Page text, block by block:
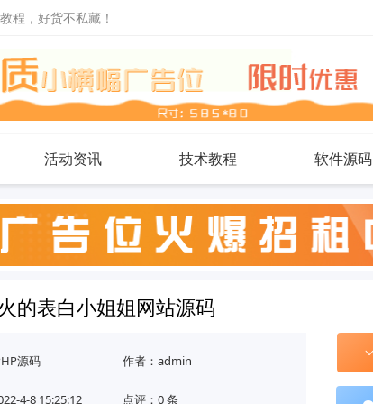
程，好货不私藏！
活动资讯 技术教程 软件源码
的表白小姐姐网站源码
源码 作者：admin
4-8 15:25:12 点评：0 条